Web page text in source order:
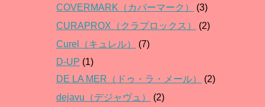
COVERMARK（カバーマーク）
(3)
CURAPROX（クラプロックス）
(2)
Curel（キュレル）
(7)
D-UP (1)
DE LA MER（ドゥ・ラ・メール）
(2)
dejavu（デジャヴュ）
(2)